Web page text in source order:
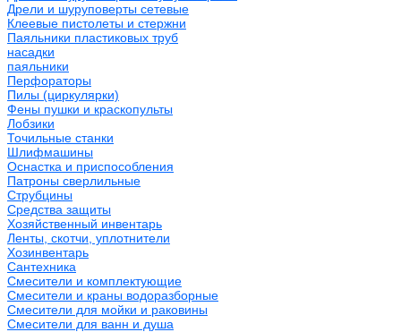
Дрели и шуруповерты сетевые
Клеевые пистолеты и стержни
Паяльники пластиковых труб
насадки
паяльники
Перфораторы
Пилы (циркулярки)
Фены пушки и краскопульты
Лобзики
Точильные станки
Шлифмашины
Оснастка и приспособления
Патроны сверлильные
Струбцины
Средства защиты
Хозяйственный инвентарь
Ленты, скотчи, уплотнители
Хозинвентарь
Сантехника
Смесители и комплектующие
Смесители и краны водоразборные
Смесители для мойки и раковины
Смесители для ванн и душа